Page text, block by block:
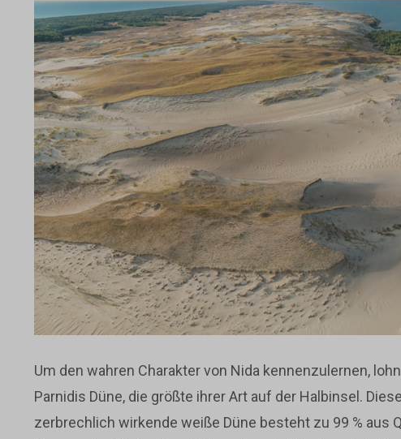
Um den wahren Charakter von Nida kennenzulernen,
Parnidis Düne, die größte ihrer Art auf der Halbinsel.
zerbrechlich wirkende weiße Düne besteht zu 99 % aus